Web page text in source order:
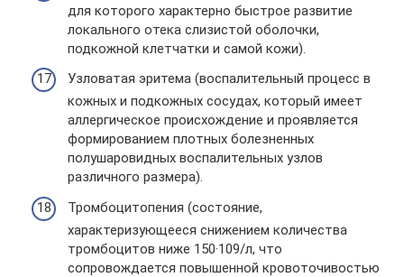
для которого характерно быстрое развитие
локального отека слизистой оболочки,
подкожной клетчатки и самой кожи).
Узловатая эритема (воспалительный процесс в
кожных и подкожных сосудах, который имеет
аллергическое происхождение и проявляется
формированием плотных болезненных
полушаровидных воспалительных узлов
различного размера).
Тромбоцитопения (состояние,
характеризующееся снижением количества
тромбоцитов ниже 150·109/л, что
сопровождается повышенной кровоточивостью